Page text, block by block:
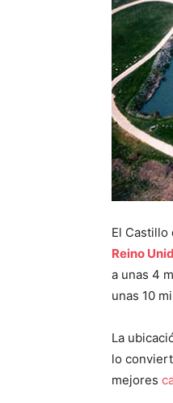
El Castillo
Reino
a unas 4
unas 10
La
lo
mejores